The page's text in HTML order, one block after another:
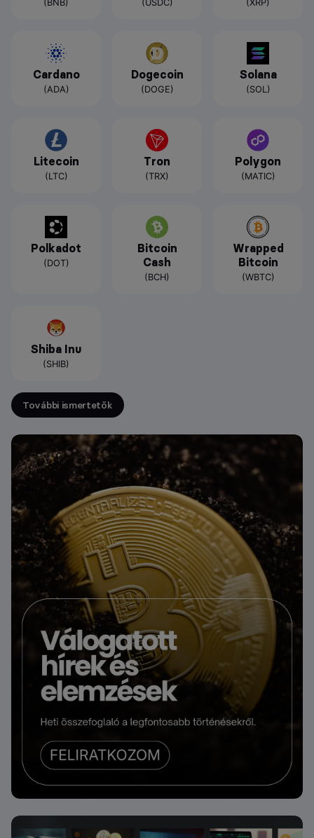
(BNB) (USDC) (XRP)
Cardano
(ADA)
Dogecoin
(DOGE)
Solana
(SOL)
Litecoin
(LTC)
Tron
(TRX)
Polygon
(MATIC)
Polkadot
(DOT)
Bitcoin
Cash
(BCH)
Wrapped
Bitcoin
(WBTC)
Shiba Inu
(SHIB)
További ismertetők